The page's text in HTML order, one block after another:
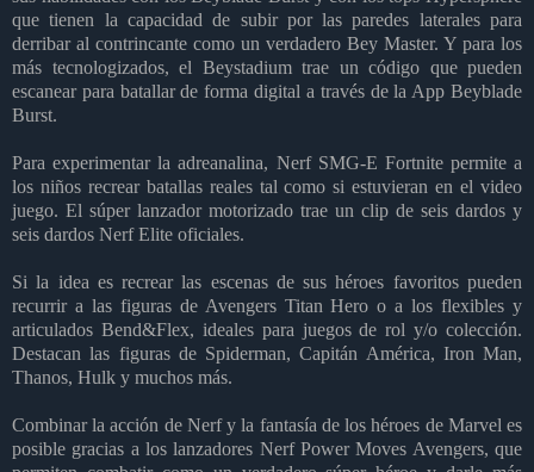
que tienen la capacidad de subir por las paredes laterales para
derribar al contrincante como un verdadero Bey Master. Y para los
más tecnologizados, el Beystadium trae un código que pueden
escanear para batallar de forma digital a través de la App Beyblade
Burst.
Para experimentar la adreanalina, Nerf SMG-E Fortnite permite a
los niños recrear batallas reales tal como si estuvieran en el video
juego. El súper lanzador motorizado trae un clip de seis dardos y
seis dardos Nerf Elite oficiales.
Si la idea es recrear las escenas de sus héroes favoritos pueden
recurrir a las figuras de Avengers Titan Hero o a los flexibles y
articulados Bend&Flex, ideales para juegos de rol y/o colección.
Destacan las figuras de Spiderman, Capitán América, Iron Man,
Thanos, Hulk y muchos más.
Combinar la acción de Nerf y la fantasía de los héroes de Marvel es
posible gracias a los lanzadores Nerf Power Moves Avengers, que